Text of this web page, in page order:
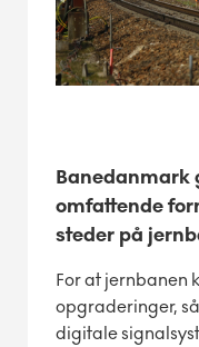
Banedanmark
omfattende
steder på
For at jernbanen
opgraderinger,
digitale